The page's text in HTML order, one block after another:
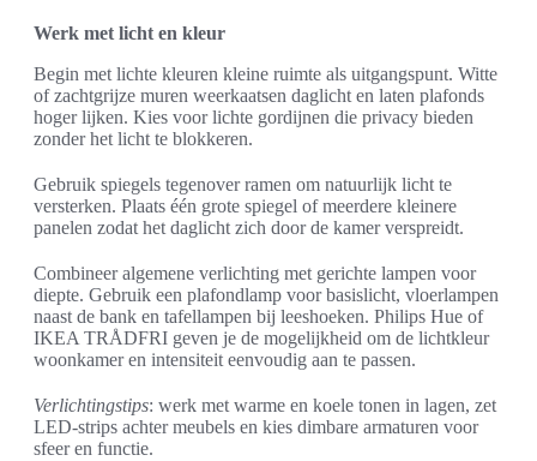
Werk met licht en kleur
Begin met lichte kleuren kleine ruimte als uitgangspunt. Witte
of zachtgrijze muren weerkaatsen daglicht en laten plafonds
hoger lijken. Kies voor lichte gordijnen die privacy bieden
zonder het licht te blokkeren.
Gebruik spiegels tegenover ramen om natuurlijk licht te
versterken. Plaats één grote spiegel of meerdere kleinere
panelen zodat het daglicht zich door de kamer verspreidt.
Combineer algemene verlichting met gerichte lampen voor
diepte. Gebruik een plafondlamp voor basislicht, vloerlampen
naast de bank en tafellampen bij leeshoeken. Philips Hue of
IKEA TRÅDFRI geven je de mogelijkheid om de lichtkleur
woonkamer en intensiteit eenvoudig aan te passen.
Verlichtingstips: werk met warme en koele tonen in lagen, zet
LED-strips achter meubels en kies dimbare armaturen voor
sfeer en functie.